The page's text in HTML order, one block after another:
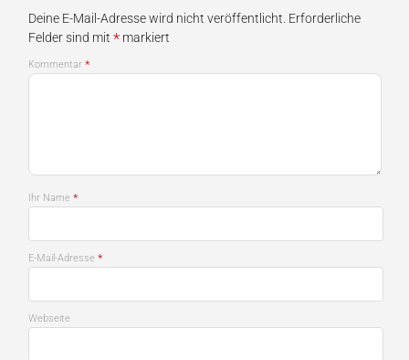
Deine E-Mail-Adresse wird nicht veröffentlicht. Erforderliche
Felder sind mit *markiert
Kommentar *
Ihr Name *
E-Mail-Adresse *
Webseite